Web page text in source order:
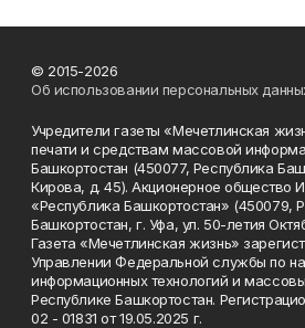
© 2015-2026
Об использовании персональных
Учредители газеты «Мечетлинская
печати и средствам массовой
Башкортостан (450077, Республика
Кирова, д. 45). Акционерное общество
«Республика Башкортостан» (450079,
Башкортостан, г. Уфа, ул. 50-летия
Газета «Мечетлинская жизнь»
Управлении Федеральной службы по
информационных технологий и
Республике Башкортостан.
02 - 01831 от 19.05.2025 г.